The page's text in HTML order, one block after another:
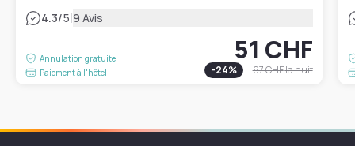
4.3/5|9 Avis
Annulation gratuite
Paiement à l'hôtel
51 CHF
-24% 67 CHFla nuit